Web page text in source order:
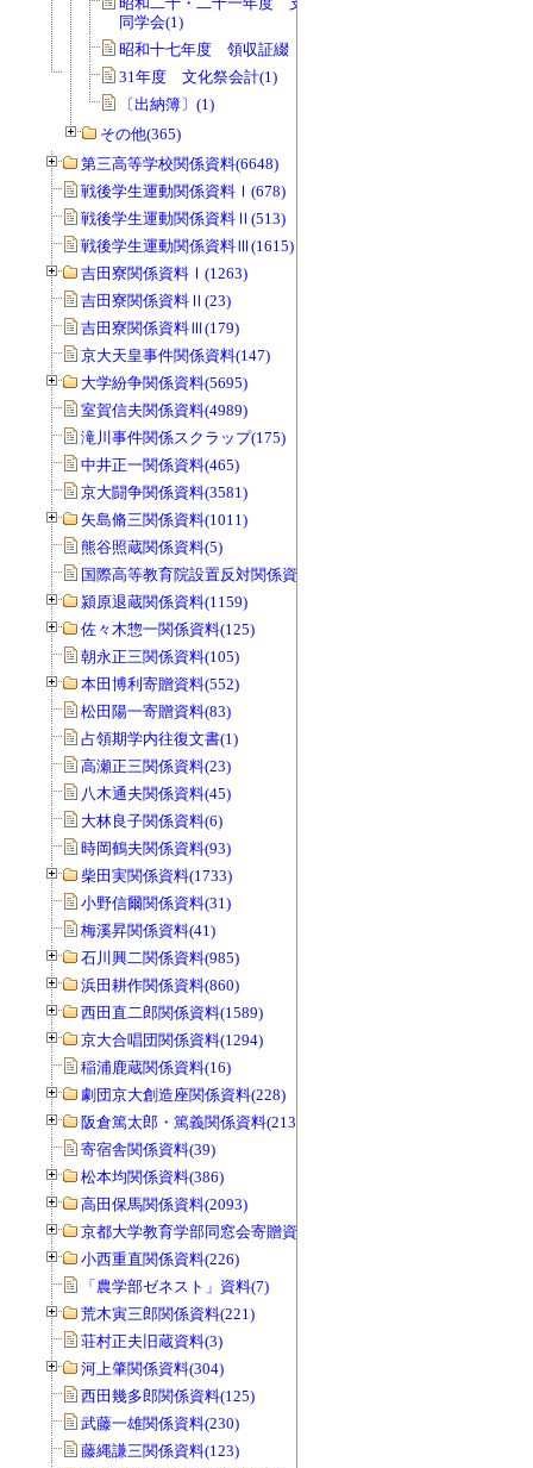
同学会(1)
昭和十七年度 領収証綴 同学会(1)
31年度 文化祭会計(1)
〔出納簿〕(1)
その他(365)
第三高等学校関係資料(6648)
戦後学生運動関係資料Ⅰ(678)
戦後学生運動関係資料Ⅱ(513)
戦後学生運動関係資料Ⅲ(1615)
吉田寮関係資料Ⅰ(1263)
吉田寮関係資料Ⅱ(23)
吉田寮関係資料Ⅲ(179)
京大天皇事件関係資料(147)
大学紛争関係資料(5695)
室賀信夫関係資料(4989)
滝川事件関係スクラップ(175)
中井正一関係資料(465)
京大闘争関係資料(3581)
矢島脩三関係資料(1011)
熊谷照蔵関係資料(5)
国際高等教育院設置反対関係資料(20)
潁原退蔵関係資料(1159)
佐々木惣一関係資料(125)
朝永正三関係資料(105)
本田博利寄贈資料(552)
松田陽一寄贈資料(83)
占領期学内往復文書(1)
高瀬正三関係資料(23)
八木通夫関係資料(45)
大林良子関係資料(6)
時岡鶴夫関係資料(93)
柴田実関係資料(1733)
小野信爾関係資料(31)
梅溪昇関係資料(41)
石川興二関係資料(985)
浜田耕作関係資料(860)
西田直二郎関係資料(1589)
京大合唱団関係資料(1294)
稲浦鹿蔵関係資料(16)
劇団京大創造座関係資料(228)
阪倉篤太郎・篤義関係資料(213)
寄宿舎関係資料(39)
松本均関係資料(386)
高田保馬関係資料(2093)
京都大学教育学部同窓会寄贈資料(963)
小西重直関係資料(226)
「農学部ゼネスト」資料(7)
荒木寅三郎関係資料(221)
荘村正夫旧蔵資料(3)
河上肇関係資料(304)
西田幾多郎関係資料(125)
武藤一雄関係資料(230)
藤縄謙三関係資料(123)